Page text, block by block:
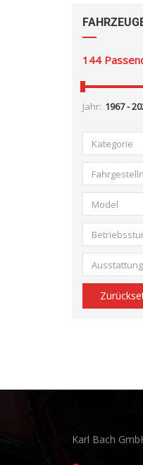
144
Jahr:
Kategorie
Model
Ausstattung
Karl Bach